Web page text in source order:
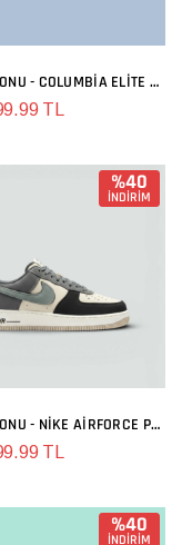
SEZON SONU - COLUMBIA ELITE SIYAH FÜME
TL
%40
İNDİRİM
SEZON SONU - NIKE AIRFORCE PREMIUM BEJ FÜME
TL
%40
İNDİRİM